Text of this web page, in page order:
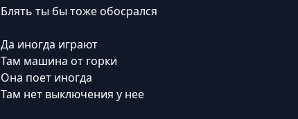
Блять ты бы тоже обосрался
Да иногда играют
Там машина от горки
Она поет иногда
Там нет выключения у нее